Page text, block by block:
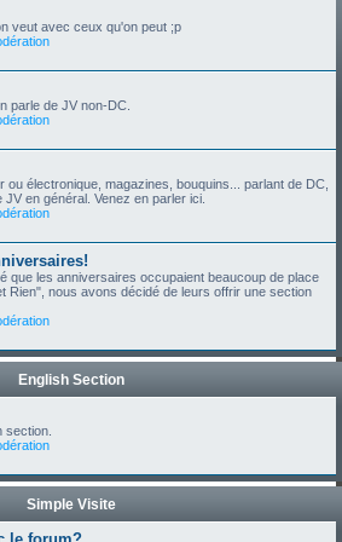
veut avec ceux qu'on peut ;p
parle de JV non-DC.
ou électronique, magazines, bouquins... parlant de DC,
en général. Venez en parler ici.
que les anniversaires occupaient beaucoup de place
Rien", nous avons décidé de leurs offrir une section
English Section
section.
Simple Visite